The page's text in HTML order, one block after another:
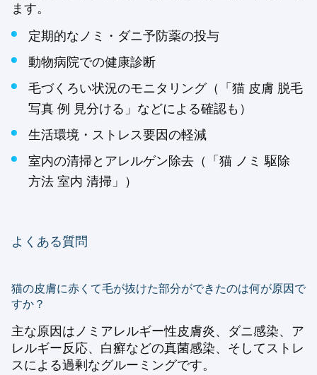
ます。
定期的なノミ・ダニ予防薬の投与
動物病院での健康診断
毛づくろい状況のモニタリング（「猫 皮膚 脱毛
写真 例 見分ける」などによる確認も）
生活環境・ストレス要因の軽減
室内の清掃とアレルゲン除去（「猫 ノミ 駆除
方法 室内 清掃」）
よくある質問
猫の皮膚に赤くて毛が抜けた部分ができたのは何が原因で
すか？
主な原因はノミアレルギー性皮膚炎、ダニ感染、ア
レルギー反応、白癬などの真菌感染、そしてストレ
スによる過剰なグルーミングです。